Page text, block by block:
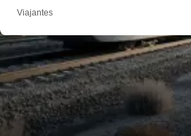
Viajantes